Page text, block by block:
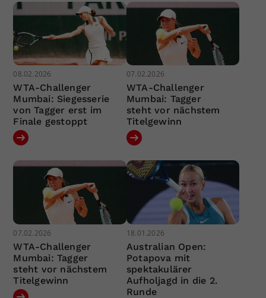
08.02.2026
WTA-Challenger
Mumbai: Siegesserie
von Tagger erst im
Finale gestoppt
07.02.2026
WTA-Challenger
Mumbai: Tagger
steht vor nächstem
Titelgewinn
07.02.2026
WTA-Challenger
Mumbai: Tagger
steht vor nächstem
Titelgewinn
18.01.2026
Australian Open:
Potapova mit
spektakulärer
Aufholjagd in die 2.
Runde